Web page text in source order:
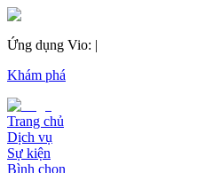
Ứng dụng Vio: |
Khám phá
Trang chủ
Dịch vụ
Sự kiện
Bình chọn